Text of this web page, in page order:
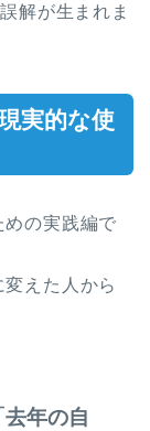
解が生まれま
実的な使
めの実践編で
えた人から
年の自